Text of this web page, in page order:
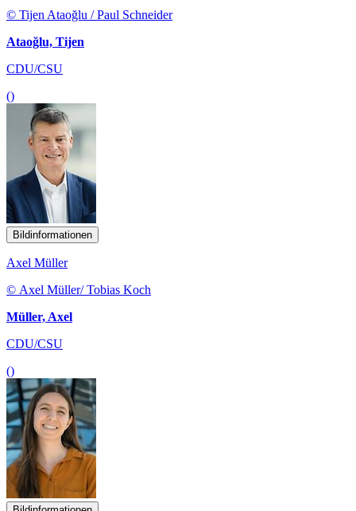
© Tijen Ataoğlu / Paul Schneider
Ataoğlu, Tijen
CDU/CSU
()
Bildinformationen
Axel Müller
© Axel Müller/ Tobias Koch
Müller, Axel
CDU/CSU
()